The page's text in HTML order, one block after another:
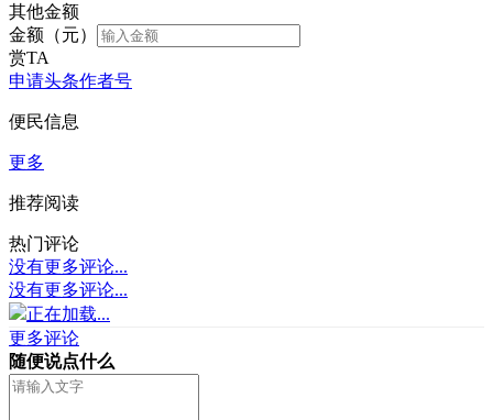
其他金额
金额（元）
赏TA
申请头条作者号
便民信息
更多
推荐阅读
热门评论
没有更多评论...
没有更多评论...
正在加载...
更多评论
随便说点什么